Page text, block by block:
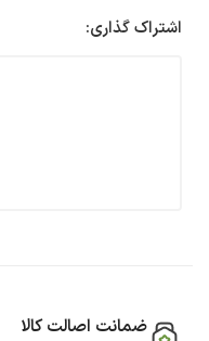
اشتراک گذاری:
ضمانت اصالت کالا